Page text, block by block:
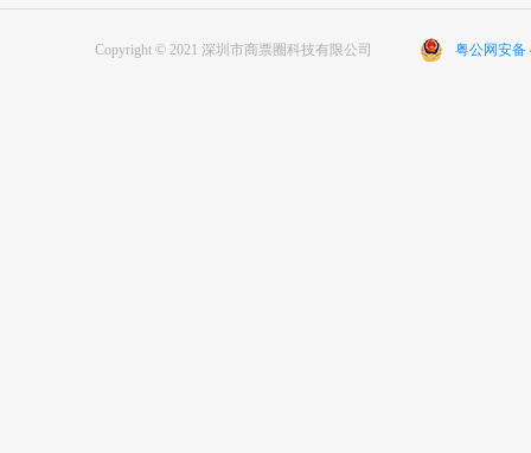
Copyright © 2021 深圳市商票圈科技有限公司 粤公网安备